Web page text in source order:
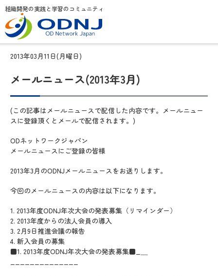
組織開発の実践と学習のコミュニティ
2013年03月11日(月曜日)
メールニュース(2013年3月)
(この記事はメールニュースで配信した内容です。メールニュー
スに登録頂くとメールで配信されます。)
ODネットワークジャパン
メールニュースにご登録の皆様
2013年3月のODNJメールニュースをお送りします。
今回のメールニュースの内容は以下になります。
1. 2013年度ODNJ年次大会の発表募集（リマインダー）
2. 2013年度からの法人会員の導入
3. 2月9日推進会議の報告
4. 新入会員の募集
■1. 2013年度ODNJ年次大会の発表募集■_＿